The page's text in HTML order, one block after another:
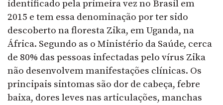
identificado pela primeira vez no Brasil em
2015 e tem essa denominação por ter sido
descoberto na floresta Zika, em Uganda, na
África. Segundo as o Ministério da Saúde, cerca
de 80% das pessoas infectadas pelo vírus Zika
não desenvolvem manifestações clínicas. Os
principais sintomas são dor de cabeça, febre
baixa, dores leves nas articulações, manchas